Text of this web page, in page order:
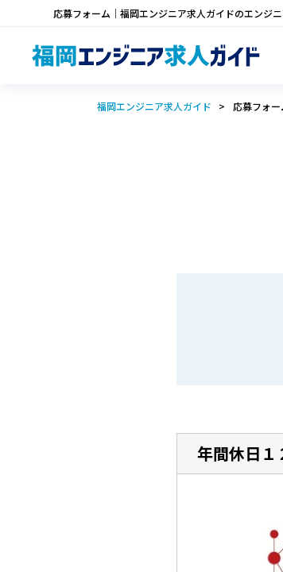
応募フォーム｜福岡エンジニア求人ガイドのエンジ
福岡エンジニア求人ガイド 応募フォー
年間休日１